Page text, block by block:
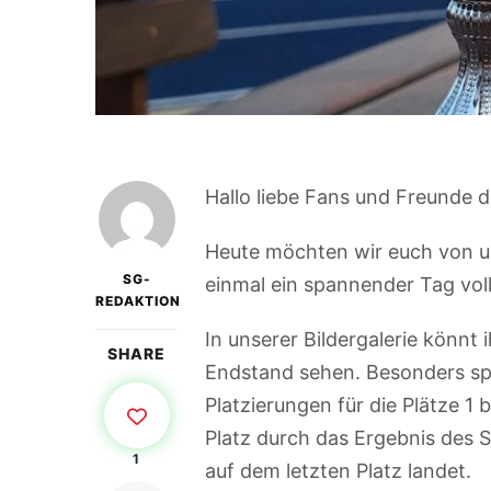
SG-
REDAKTION
SHARE
1
Hallo liebe Fans und Freunde
Heute möchten wir euch von
einmal ein spannender Tag
In unserer Bildergalerie könnt
Endstand sehen. Besonders
Platzierungen für die Plätze 1
Platz durch das Ergebnis des
auf dem letzten Platz landet.